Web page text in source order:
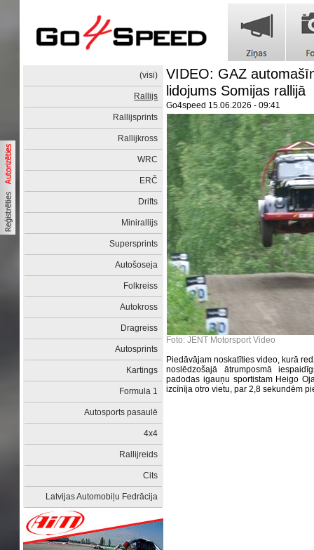
(visi)
Rallijs
Rallijsprints
Rallijkross
WRC
ERČ
Drifts
Minirallijs
Supersprints
Autošoseja
Folkreiss
Autokross
Dragreiss
Autosprints
Kartings
Formula 1
Autosports pasaulē
4x4
Rallijreids
Cits
Latvijas Automobiļu Fedrācija
VIDEO: GAZ
lidojums Somijas rallijā
Go4speed 15.06.2026 - 09:41
Foto: JENT Motorsport Video
Piedāvājam noskatīties video, kurā
noslēdzošajā ātrumposmā
padodas igauņu sportistam Heigo
izcīnīja otro vietu, par 2,8 sekundēm